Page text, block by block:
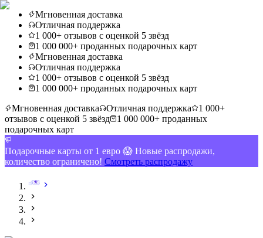
Мгновенная доставка
Отличная поддержка
1 000+ отзывов с оценкой 5 звёзд
1 000 000+ проданных подарочных карт
Мгновенная доставка
Отличная поддержка
1 000+ отзывов с оценкой 5 звёзд
1 000 000+ проданных подарочных карт
Мгновенная доставка
Отличная поддержка
1 000+
отзывов с оценкой 5 звёзд
1 000 000+ проданных
подарочных карт
Подарочные карты от 1 евро 😱 Новые распродажи,
количество ограничено! Смотреть распродажу